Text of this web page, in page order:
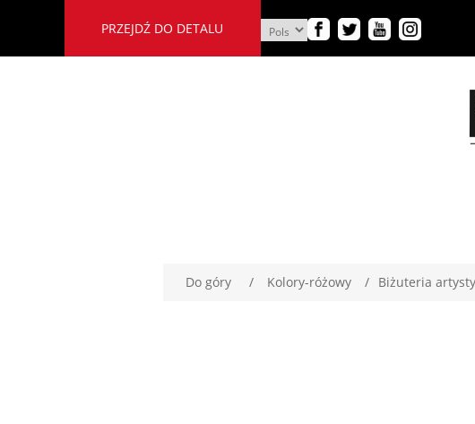
PRZEJDŹ DO DETALU
Do góry / Kolory-różowy / Biżuteria